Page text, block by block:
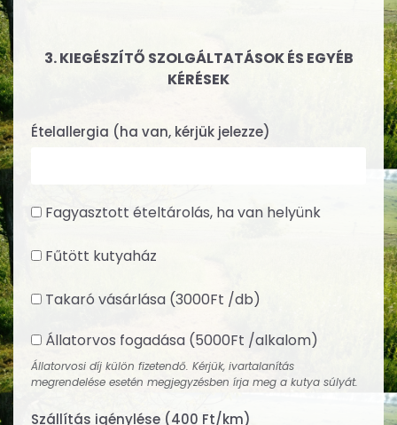
3.KIEGÉSZÍTŐ SZOLGÁLTATÁSOK ÉS EGYÉB
KÉRÉSEK
Ételallergia (ha van, kérjük jelezze)
Fagyasztott ételtárolás, ha van helyünk
Fűtött kutyaház
Takaró vásárlása (3000Ft /db)
Állatorvos fogadása (5000Ft /alkalom)
Állatorvosi díj külön fizetendő. Kérjük, ivartalanítás
megrendelése esetén megjegyzésben írja meg a kutya súlyát.
Szállítás igénylése (400 Ft/km)